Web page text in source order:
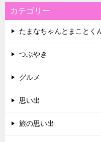
カテゴリー
たまなちゃんとまことく
つぶやき
グルメ
思い出
旅の思い出